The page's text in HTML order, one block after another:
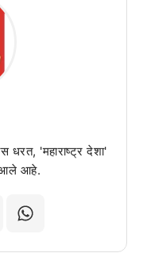
धरत, 'महाराष्ट्र देशा'
आले आहे.